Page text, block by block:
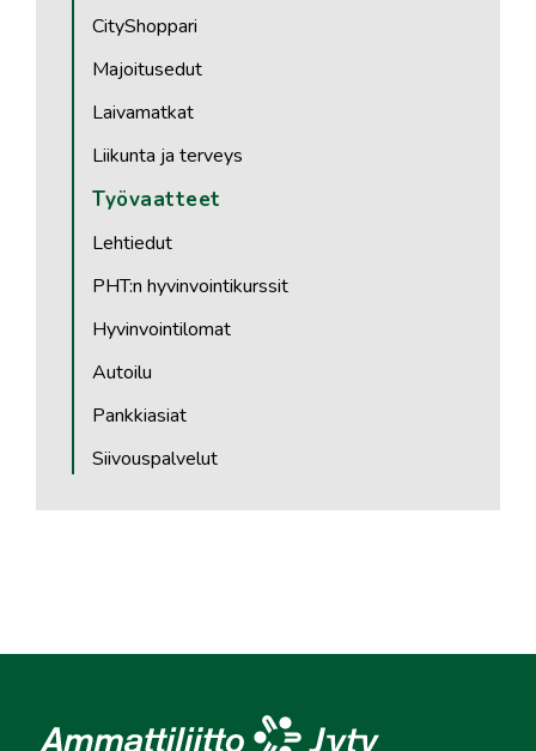
CityShoppari
Majoitusedut
Laivamatkat
Liikunta ja terveys
Työvaatteet
Lehtiedut
PHT:n hyvinvointikurssit
Hyvinvointilomat
Autoilu
Pankkiasiat
Siivouspalvelut